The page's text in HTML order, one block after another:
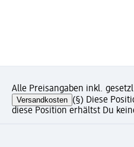
Alle Preisangaben inkl.
Versandkosten (§) Diese
diese Position erhältst Du